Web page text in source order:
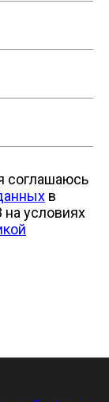
соглашаюсь
в
условиях